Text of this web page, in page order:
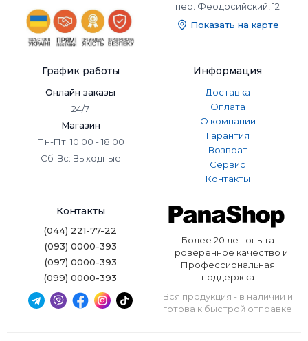
пер. Феодосийский, 12
Показать на карте
График работы
Онлайн заказы
24/7
Магазин
Пн-Пт: 10:00 - 18:00
Сб-Вс: Выходные
Информация
Доставка
Оплата
О компании
Гарантия
Возврат
Сервис
Контакты
Контакты
(044) 221-77-22
(093) 0000-393
(097) 0000-393
(099) 0000-393
Более 20 лет опыта
Проверенное качество и
Профессиональная
поддержка
Вся продукция - в наличии и
готова к быстрой отправке